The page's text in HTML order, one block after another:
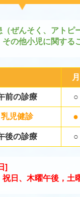
（ぜんそく、アトピ
の他小児に関する
月
前の診療
○
乳児健診
●
後の診療 ○
]
祝日、木曜午後，土